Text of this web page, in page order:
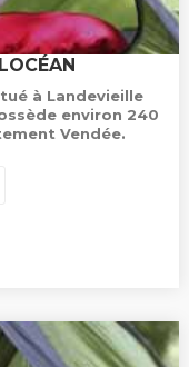
à Landevieille
environ 240
Vendée.